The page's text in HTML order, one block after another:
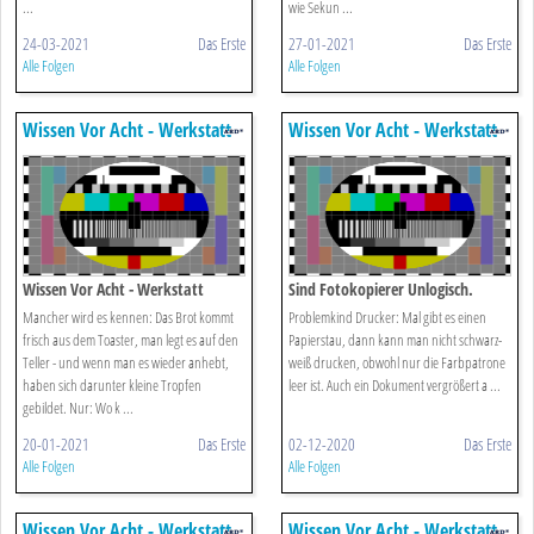
...
24-03-2021 Das Erste
Alle Folgen
wie Sekun ...
27-01-2021 Das Erste
Alle Folgen
Wissen Vor Acht - Werkstatt
Wissen Vor Acht - Werkstatt
Mancher wird es kennen: Das Brot kommt
frisch aus dem Toaster, man legt es auf den
Teller - und wenn man es wieder anhebt,
haben sich darunter kleine Tropfen
gebildet. Nur: Wo k ...
20-01-2021 Das Erste
Alle Folgen
Wissen Vor Acht - Werkstatt
Sind Fotokopierer Unlogisch.
Problemkind Drucker: Mal gibt es einen
Papierstau, dann kann man nicht schwarz-
weiß drucken, obwohl nur die Farbpatrone
leer ist. Auch ein Dokument vergrößert a ...
02-12-2020 Das Erste
Alle Folgen